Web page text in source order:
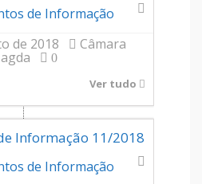
de Informação
de 2018
Câmara
0
Ver tudo
Informação 11/2018
de Informação